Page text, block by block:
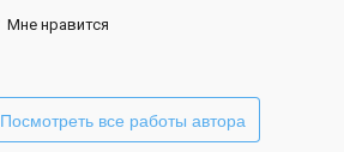
Мне нравится
Посмотреть все работы автора